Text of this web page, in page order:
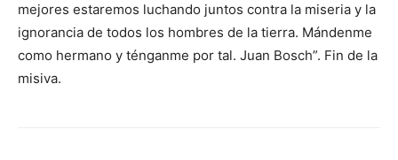
mejores estaremos luchando juntos contra la miseria y la
ignorancia de todos los hombres de la tierra. Mándenme
como hermano y ténganme por tal. Juan Bosch”. Fin de la
misiva.